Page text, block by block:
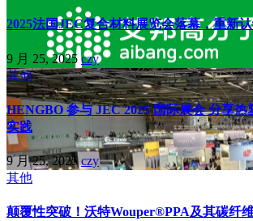
2025法国JEC复合材料展览会落幕，重新
9 月 25, 2025 czy
其他
HENGBO 参与 JEC 2025 国际展会 分享热
实践
9 月 25, 2025czy
其他
颠覆性突破！沃特Wouper®PPA及其碳纤